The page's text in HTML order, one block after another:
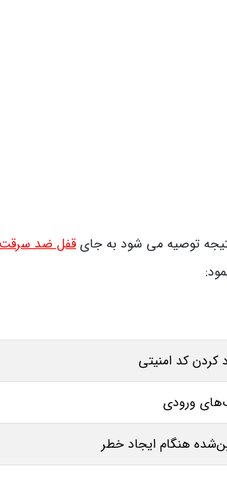
توصیه می شود به جای قفل ضد
کد امنیتی
ورودی
هنگام ایجاد خطر